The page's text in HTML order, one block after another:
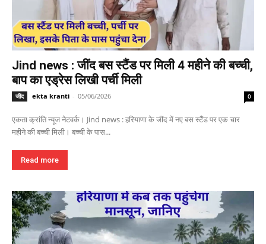
Jind news : जींद बस स्टैंड पर मिली 4 महीने की बच्ची,
बाप का एड्रेस लिखी पर्ची मिली
जींद ekta kranti - 05/06/2026 0
एकता क्रांति न्यूज नेटवर्क। Jind news : हरियाणा के जींद में नए बस स्टैंड पर एक चार
महीने की बच्ची मिली। बच्ची के पास...
Read more